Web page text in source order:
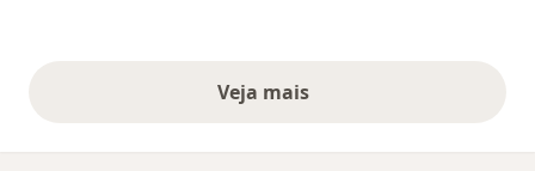
Veja maisopiniões acima